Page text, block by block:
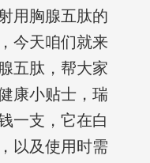
用胸腺五肽的
今天咱们就来
五肽，帮大家
康小贴士，瑞
一支，它在白
以及使用时需